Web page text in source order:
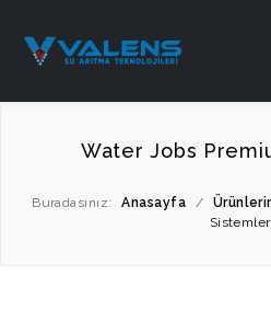
Water Jobs
Buradasınız: Anasayfa /